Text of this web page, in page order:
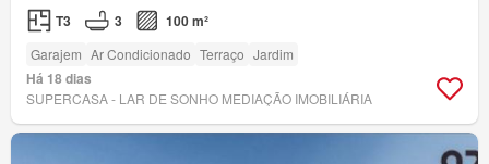
T3 3 100 m²
Garajem Ar Condicionado Terraço Jardim
Há 18 dias
SUPERCASA - LAR DE SONHO MEDIAÇÃO IMOBILIÁRIA